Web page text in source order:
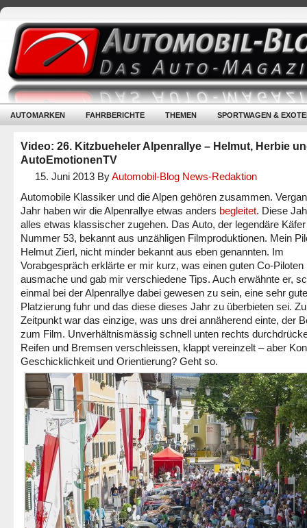
AUTOMARKEN FAHRBERICHTE THEMEN SPORTWAGEN &
Video: 26. Kitzbueheler Alpenrallye – Helmut, Herbie
AutoEmotionenTV
15. Juni 2013 ByAutomobil-Blog News-Redaktion
Automobile Klassiker und die Alpen gehören zusammen.
Jahr haben wir die Alpenrallye etwas anders begleitet. Diese
alles etwas klassischer zugehen. Das Auto, der legendäre
Nummer 53, bekannt aus unzähligen Filmproduktionen. Mein
Helmut Zierl, nicht minder bekannt aus eben genannten. Im
Vorabgespräch erklärte er mir kurz, was einen guten Co-Piloten
ausmache und gab mir verschiedene Tips. Auch erwähnte er,
einmal bei der Alpenrallye dabei gewesen zu sein, eine sehr gute
Platzierung fuhr und das diese dieses Jahr zu überbieten sei.
Zeitpunkt war das einzige, was uns drei annäherend einte, der
zum Film. Unverhältnismässig schnell unten rechts
Reifen und Bremsen verschleissen, klappt vereinzelt – aber
Geschicklichkeit und Orientierung? Geht so.